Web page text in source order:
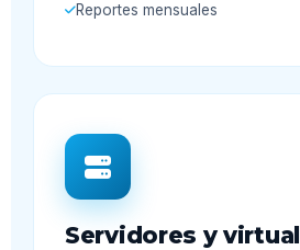
Reportes mensuales
Servidores y